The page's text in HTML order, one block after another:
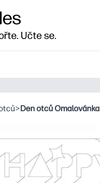
Učte se.
>Den otců Omalovánka